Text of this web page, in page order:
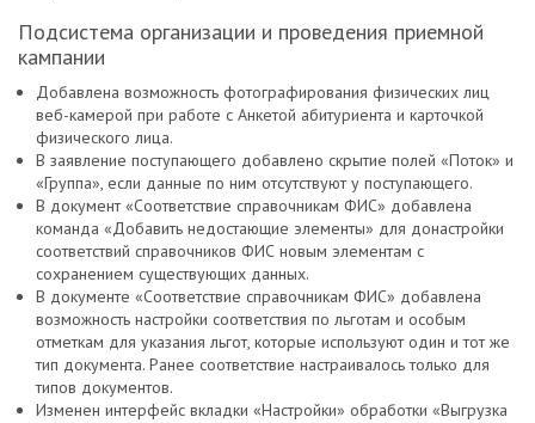
Подсистема организации и проведения приемной
кампании
Добавлена возможность фотографирования физических лиц
веб-камерой при работе с Анкетой абитуриента и карточкой
физического лица.
В заявление поступающего добавлено скрытие полей «Поток» и
«Группа», если данные по ним отсутствуют у поступающего.
В документ «Соответствие справочникам ФИС» добавлена
команда «Добавить недостающие элементы» для донастройки
соответствий справочников ФИС новым элементам с
сохранением существующих данных.
В документе «Соответствие справочникам ФИС» добавлена
возможность настройки соответствия по льготам и особым
отметкам для указания льгот, которые используют один и тот же
тип документа. Ранее соответствие настраивалось только для
типов документов.
Изменен интерфейс вкладки «Настройки» обработки «Выгрузка